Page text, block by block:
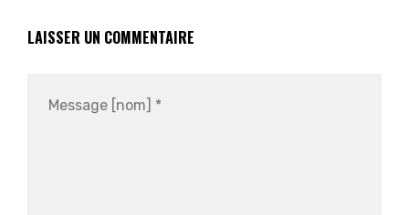
LAISSER UN COMMENTAIRE